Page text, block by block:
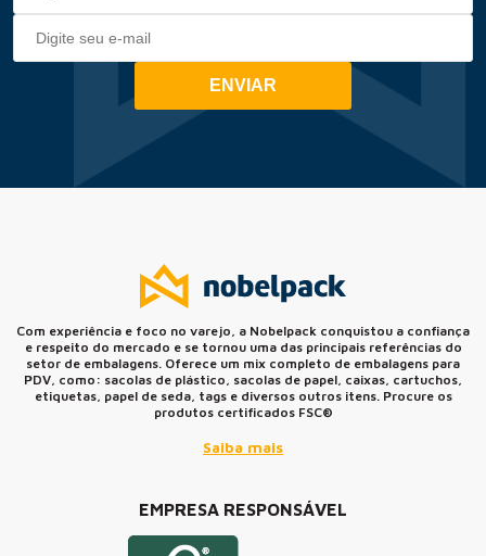
ENVIAR
Com experiência e foco no varejo, a Nobelpack conquistou a confiança
e respeito do mercado e se tornou uma das principais referências do
setor de embalagens. Oferece um mix completo de embalagens para
PDV, como: sacolas de plástico, sacolas de papel, caixas, cartuchos,
etiquetas, papel de seda, tags e diversos outros itens. Procure os
produtos certificados FSC®
Saiba mais
EMPRESA RESPONSÁVEL